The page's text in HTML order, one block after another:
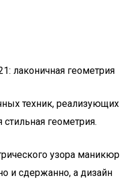
лаконичная геометрия
техник, реализующих
геометрия.
узора маникюр
и сдержанно, а дизайн